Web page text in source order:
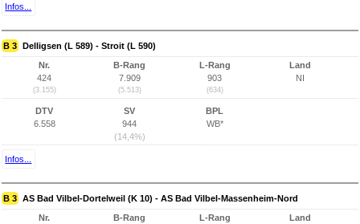
Infos...
B 3 Delligsen (L 589) - Stroit (L 590)
Nr.
424
(3.155)
B-Rang
7.909
(5.513)
L-Rang
903
(634)
Land
NI
DTV
6.558
SV
944
(14,4%)
BPL
WB*
Infos...
B 3 AS Bad Vilbel-Dortelweil (K 10) - AS Bad Vilbel-Massenheim-Nord
Nr.
B-Rang
L-Rang
Land